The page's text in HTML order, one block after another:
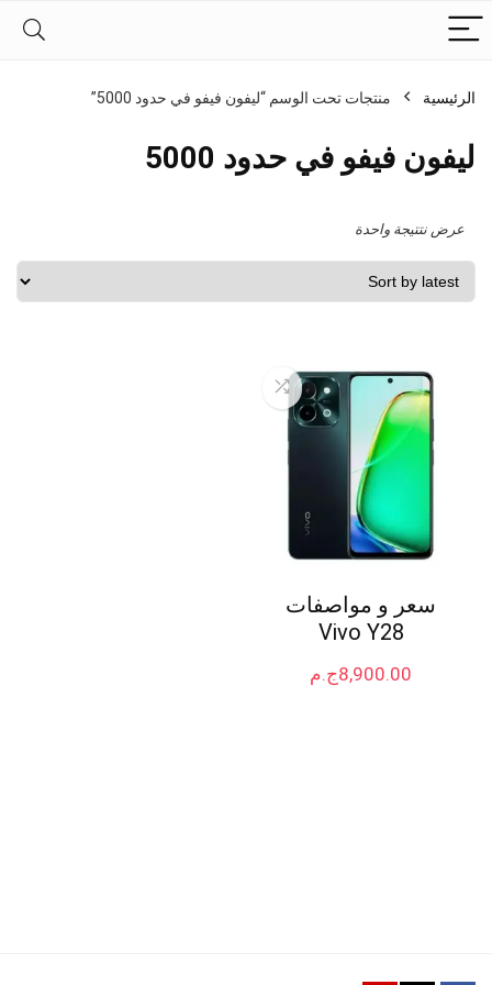
الرئيسية منتجات تحت الوسم “ليفون فيفو في حدود 5000”
ليفون فيفو في حدود 5000
عرض نتتيجة واحدة
سعر و مواصفات
Vivo Y28
ج.م8,900.00